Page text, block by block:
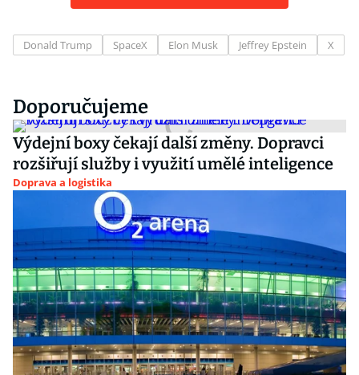
Donald Trump SpaceX Elon Musk Jeffrey Epstein X
Doporučujeme
Výdejní boxy čekají další změny. Dopravci
rozšiřují služby i využití umělé inteligence
Doprava a logistika